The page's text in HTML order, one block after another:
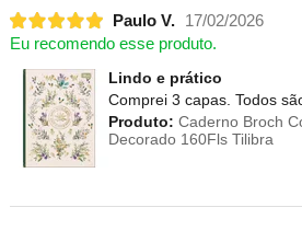
Paulo V.
17/02/2026
Eu recomendo esse produto.
Lindo e prático
Comprei 3 capas. Todos
Produto: Caderno Broch
Decorado 160Fls Tilibra